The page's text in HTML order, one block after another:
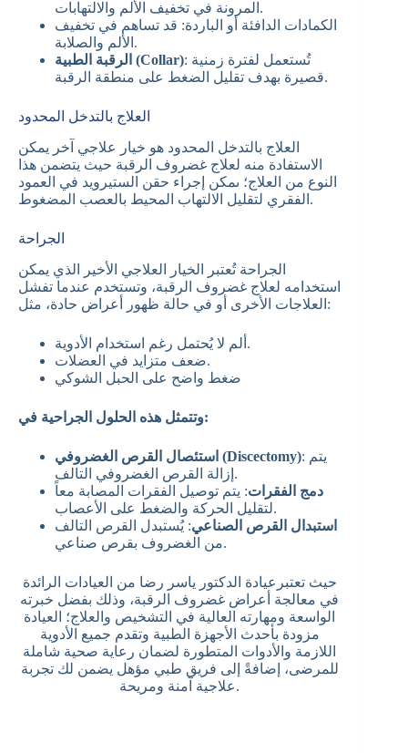
المرونة في تخفيف الألم والالتهابات.
الكمادات الدافئة أو الباردة: قد تساهم في تخفيف
الألم والصلابة.
الرقبة الطبية (Collar): تُستعمل لفترة زمنية
قصيرة بهدف تقليل الضغط على منطقة الرقبة.
العلاج بالتدخل المحدود
العلاج بالتدخل المحدود هو خيار علاجي آخر يمكن
الاستفادة منه لعلاج غضروف الرقبة حيث يتضمن هذا
النوع من العلاج؛ ىمكن إجراء حقن الستيرويد في العمود
الفقري لتقليل الالتهاب المحيط بالعصب المضغوط.
الجراحة
الجراحة تُعتبر الخيار العلاجي الأخير الذي يمكن
استخدامه لعلاج غضروف الرقبة، وتستخدم عندما تفشل
العلاجات الأخرى أو في حالة ظهور أعراض حادة، مثل:
ألم لا يُحتمل رغم استخدام الأدوية.
ضعف متزايد في العضلات.
ضغط واضح على الحبل الشوكي
وتتمثل هذه الحلول الجراحية في:
استئصال القرص الغضروفي (Discectomy): يتم
إزالة القرص الغضروفي التالف.
دمج الفقرات: يتم توصيل الفقرات المصابة معاً
لتقليل الحركة والضغط على الأعصاب.
استبدال القرص الصناعي: يُستبدل القرص التالف
من الغضروف بقرص صناعي.
حيث تعتبرعيادة الدكتور ياسر رضا من العيادات الرائدة
في معالجة أعراض غضروف الرقبة، وذلك بفضل خبرته
الواسعة ومهارته العالية في التشخيص والعلاج؛ العيادة
مزودة بأحدث الأجهزة الطبية وتقدم جميع الأدوية
اللازمة والأدوات المتطورة لضمان رعاية صحية شاملة
للمرضى، إضافةً إلى فريق طبي مؤهل يضمن لك تجربة
علاجية آمنة ومريحة.